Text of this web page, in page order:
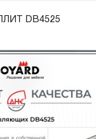
DB4525